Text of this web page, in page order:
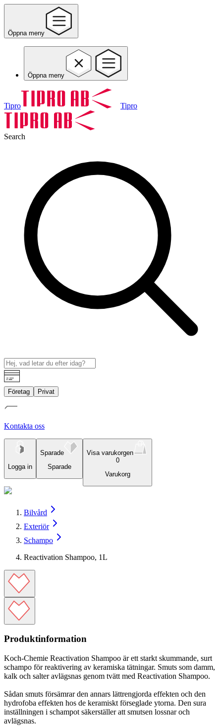
Öppna meny
Öppna meny
Tipro Tipro
Search
Företag Privat
Kontakta oss
Logga in
Sparade
Sparade
Visa varukorgen
0
Varukorg
Bilvård
Exteriör
Schampo
Reactivation Shampoo, 1L
Produktinformation
Koch-Chemie Reactivation Shampoo är ett starkt skummande, surt
schampo för reaktivering av keramiska tätningar. Smuts som damm,
kalk och salter avlägsnas genom tvätt med Reactivation Shampoo.
Sådan smuts försämrar den annars lättrengjorda effekten och den
hydrofoba effekten hos de keramiskt förseglade ytorna. Den sura
inställningen i schampot säkerställer att smutsen lossnar och
avlägsnas.